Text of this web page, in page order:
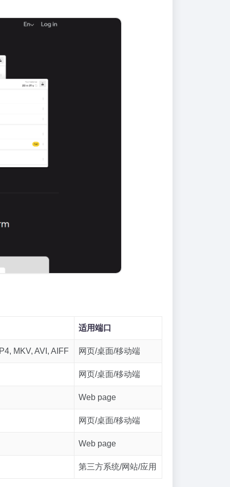
适用端口
MKV, AVI, AIFF 网页/桌面/移动端
网页/桌面/移动端
Web page
网页/桌面/移动端
Web page
第三方系统/网站/应用